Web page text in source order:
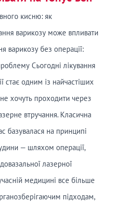
кисню: як
варикозу може впливати
варикозу без операції:
Сьогодні лікування
стає одним із найчастіших
не хочуть проходити через
втручання. Класична
базувалася на принципі
— шляхом операції,
лазерної
медицині все більше
підходам,